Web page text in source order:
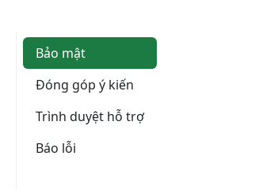
Bảo mật
Đóng góp ý kiến
Trình duyệt hỗ trợ
Báo lỗi